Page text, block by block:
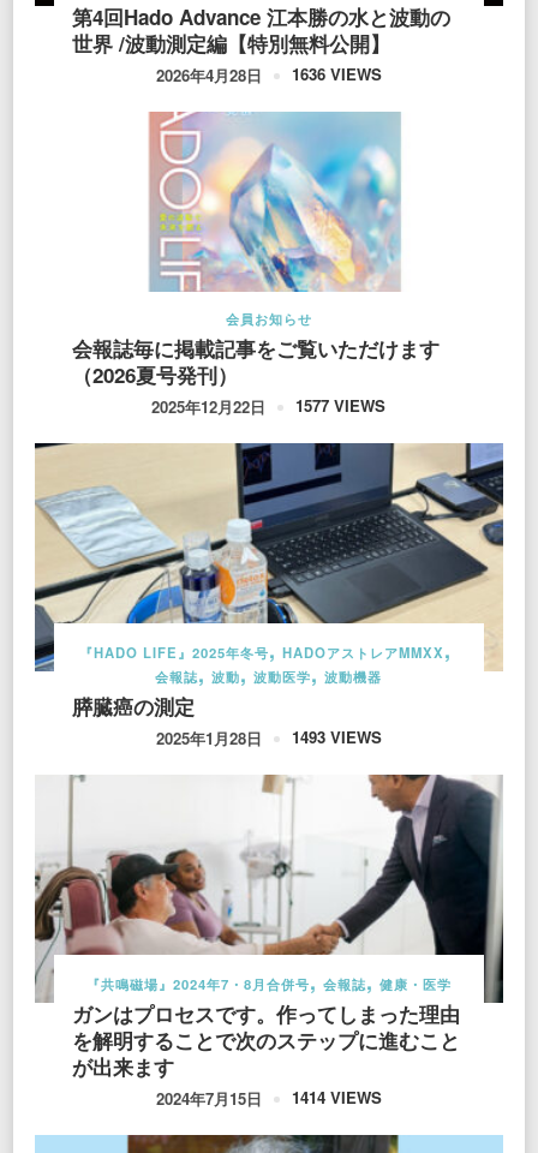
第4回Hado Advance 江本勝の水と波動の
世界 /波動測定編【特別無料公開】
2026年4月28日 1636 VIEWS
会員お知らせ
会報誌毎に掲載記事をご覧いただけます
（2026夏号発刊）
2025年12月22日 1577 VIEWS
『HADO LIFE』2025年冬号
HADOアストレアMMXX
会報誌
波動 波動医学 波動機器
膵臓癌の測定
2025年1月28日 1493 VIEWS
『共鳴磁場』2024年7・8月合併号 会報誌 健康・医学
ガンはプロセスです。作ってしまった理由
を解明することで次のステップに進むこと
が出来ます
2024年7月15日 1414 VIEWS